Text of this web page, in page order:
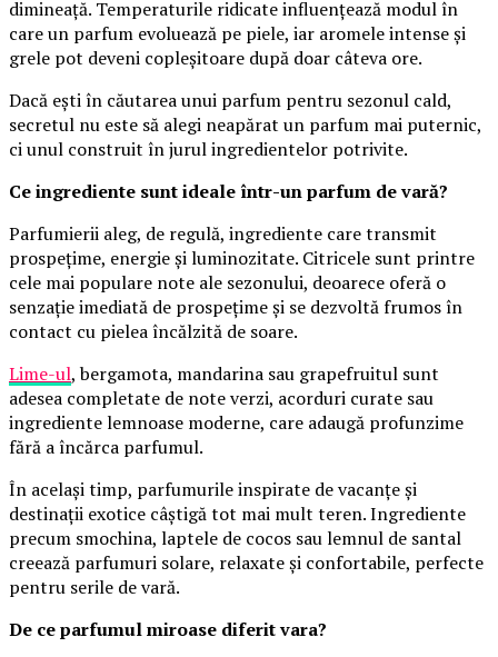
dimineață. Temperaturile ridicate influențează modul în
care un parfum evoluează pe piele, iar aromele intense și
grele pot deveni copleșitoare după doar câteva ore.
Dacă ești în căutarea unui parfum pentru sezonul cald,
secretul nu este să alegi neapărat un parfum mai puternic,
ci unul construit în jurul ingredientelor potrivite.
Ce ingrediente sunt ideale într-un parfum de vară?
Parfumierii aleg, de regulă, ingrediente care transmit
prospețime, energie și luminozitate. Citricele sunt printre
cele mai populare note ale sezonului, deoarece oferă o
senzație imediată de prospețime și se dezvoltă frumos în
contact cu pielea încălzită de soare.
Lime-ul, bergamota, mandarina sau grapefruitul sunt
adesea completate de note verzi, acorduri curate sau
ingrediente lemnoase moderne, care adaugă profunzime
fără a încărca parfumul.
În același timp, parfumurile inspirate de vacanțe și
destinații exotice câștigă tot mai mult teren. Ingrediente
precum smochina, laptele de cocos sau lemnul de santal
creează parfumuri solare, relaxate și confortabile, perfecte
pentru serile de vară.
De ce parfumul miroase diferit vara?